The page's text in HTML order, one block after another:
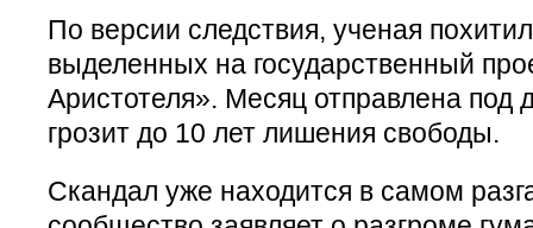
По версии следствия, ученая
выделенных на государственный
Аристотеля». Месяц отправлена под
грозит до 10 лет лишения свободы.
Скандал уже находится в самом